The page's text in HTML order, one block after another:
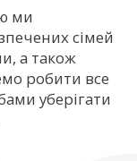
ми
сімей
а також
робити все
уберігати